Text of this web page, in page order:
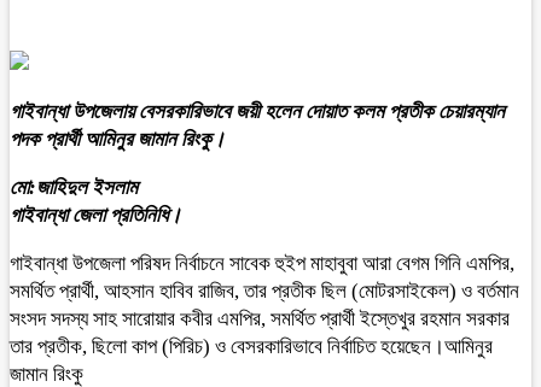
গাইবান্ধা উপজেলায় বেসরকারিভাবে জয়ী হলেন দোয়াত কলম প্রতীক চেয়ারম্যান
পদক প্রার্থী আমিনুর জামান রিংকু।
মো:জাহিদুল ইসলাম
গাইবান্ধা জেলা প্রতিনিধি।
গাইবান্ধা উপজেলা পরিষদ নির্বাচনে সাবেক হুইপ মাহাবুবা আরা বেগম গিনি এমপির,
সমর্থিত প্রার্থী, আহসান হাবিব রাজিব, তার প্রতীক ছিল (মোটরসাইকেল) ও বর্তমান
সংসদ সদস্য সাহ সারোয়ার কবীর এমপির, সমর্থিত প্রার্থী ইস্তেখুর রহমান সরকার
তার প্রতীক, ছিলো কাপ (পিরিচ) ও বেসরকারিভাবে নির্বাচিত হয়েছেন।আমিনুর
জামান রিংকু